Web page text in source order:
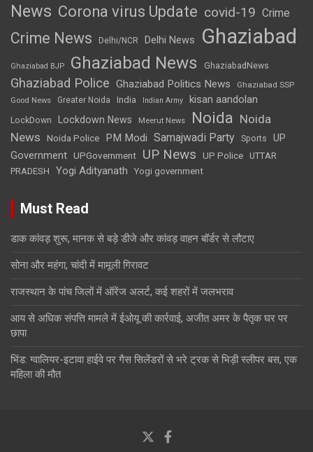
News Corona virus Update covid-19 Crime
Crime News Delhi/NCR Delhi News Ghaziabad
Ghaziabad BJP Ghaziabad News GhaziabadNews
Ghaziabad Police Ghaziabad Politics News Ghaziabad SSP
Good News Greater Noida India Indian Army kisan aandolan
LockDown Lockdown News Meerut News Noida Noida
News
Noida Police PM Modi Samajwadi Party Sports
UP
Government UPGovernment UP News UP Police
UTTAR
PRADESH
Yogi Adityanath Yogi government
Must Read
डाक कांवड़ शुरू, मानक से बड़े डीजे और कांवड़ वाहन बॉर्डर से लौटाए
सोना और महंगा, चांदी में मामूली गिरावट
राजस्थान के पांच जिलों में ऑरेंज अलर्ट, कई शहरों में जलभराव
आय से अधिक संपत्ति मामले में ईओयू की कार्रवाई, अजीत अमर के पैतृक घर पर
छापा
भिंड: ग्वालियर-इटावा हाईवे पर गैस सिलेंडरों से भरे ट्रक से भिड़ी स्लीपर बस, एक
महिला की मौत